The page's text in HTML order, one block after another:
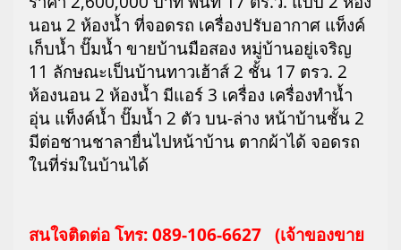
นอน 2 ห้องน้ำ ที่จอดรถ เครื่องปรับอากาศ แท็งค์
เก็บน้ำ ปั๊มน้ำ ขายบ้านมือสอง หมู่บ้านอยู่เจริญ
11 ลักษณะเป็นบ้านทาวเฮ้าส์ 2 ชั้น 17 ตรว. 2
ห้องนอน 2 ห้องน้ำ มีแอร์ 3 เครื่อง เครื่องทำน้ำ
อุ่น แท็งค์น้ำ ปั๊มน้ำ 2 ตัว บน-ล่าง หน้าบ้านชั้น 2
มีต่อชานชาลายื่นไปหน้าบ้าน ตากผ้าได้ จอดรถ
ในที่ร่มในบ้านได้
สนใจติดต่อ โทร: 089-106-6627 (เจ้าของขาย